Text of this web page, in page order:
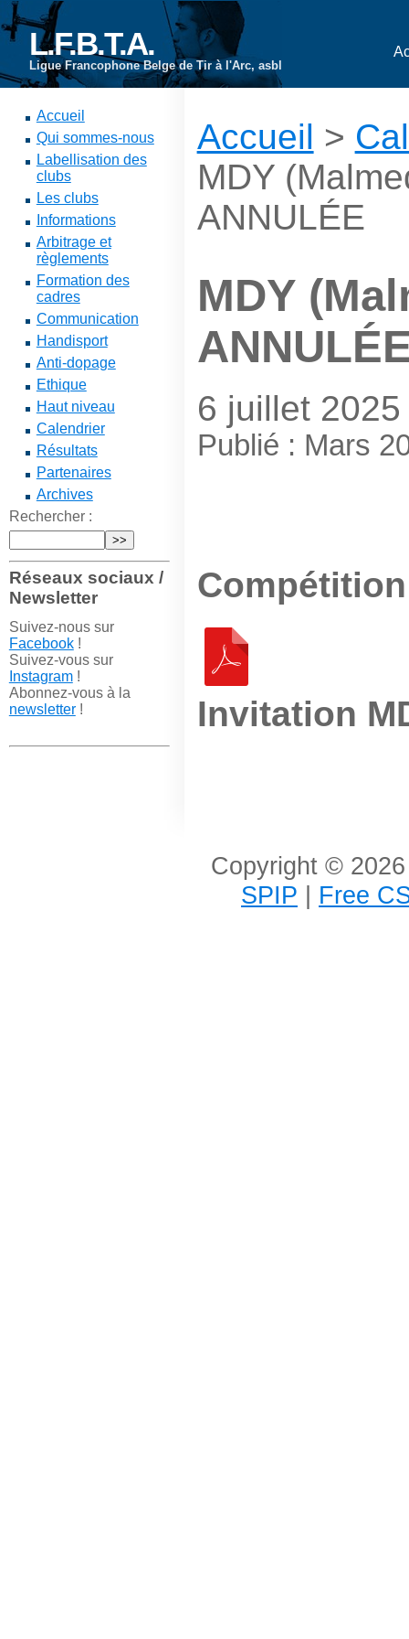
L.F.B.T.A.
Ligue Francophone Belge de Tir à l'Arc, asbl
Accueil
Qui sommes-nous
Labellisation des
clubs
Les clubs
Informations
Arbitrage et
règlements
Formation des
cadres
Communication
Handisport
Anti-dopage
Ethique
Haut niveau
Calendrier
Résultats
Partenaires
Archives
Rechercher :
Réseaux sociaux /
Newsletter
Suivez-nous sur
Facebook!
Suivez-vous sur
Instagram!
Abonnez-vous à la
newsletter!
Accueil >
MDY
ANNULÉE
MDY
6 juillet 2025
Publié : Mars
Invitation
Copyright ©
SPIP | Free